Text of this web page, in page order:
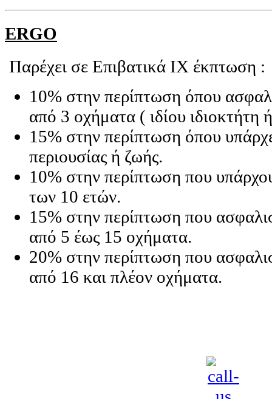
ERGO
Παρέχει σε Επιβατικά ΙΧ έκπτωση :
10% στην περίπτωση όπου
από 3 οχήματα ( ιδίου ιδιοκτήτη
15% στην περίπτωση όπου
περιουσίας ή ζωής.
10% στην περίπτωση που
των 10 ετών.
15% στην περίπτωση που
από 5 έως 15 οχήματα.
20% στην περίπτωση που
από 16 και πλέον οχήματα.